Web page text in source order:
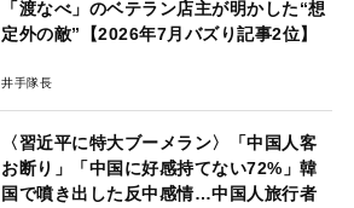
「渡なべ」のベテラン店主が明かした“想
定外の敵”【2026年7月バズり記事2位】
井手隊長
〈習近平に特大ブーメラン〉「中国人客
お断り」「中国に好感持てない72%」韓
国で噴き出した反中感情…中国人旅行者